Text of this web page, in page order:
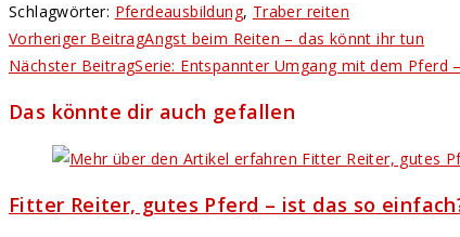
Schlagwörter: Pferdeausbildung, Traber reiten
Weitere
Artikel
ansehen
Vorheriger BeitragAngst beim Reiten – das könnt ihr tun
Nächster BeitragSerie: Entspannter Umgang mit dem Pferd
Das könnte dir auch gefallen
Fitter Reiter, gutes Pferd – ist das so